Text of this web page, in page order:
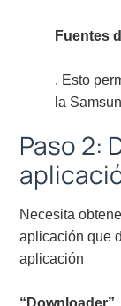
Fuentes
. Esto
la
Paso 2:
Necesita
aplicación que
aplicación
“Downloader”